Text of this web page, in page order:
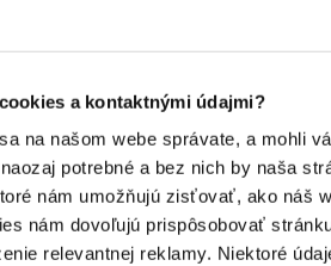
a kontaktnými údajmi?
na našom webe správate, a mohli
potrebné a bez nich by naša
nám umožňujú zisťovať, ako náš
nám dovoľujú prispôsobovať
relevantnej reklamy. Niektoré
nášho newslettra.